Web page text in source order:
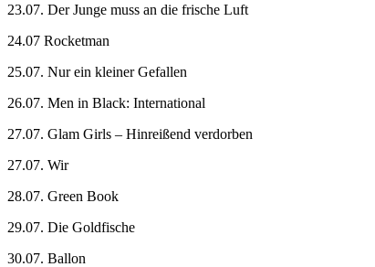
23.07. Der Junge muss an die frische Luft
24.07 Rocketman
25.07. Nur ein kleiner Gefallen
26.07. Men in Black: International
27.07. Glam Girls – Hinreißend verdorben
27.07. Wir
28.07. Green Book
29.07. Die Goldfische
30.07. Ballon